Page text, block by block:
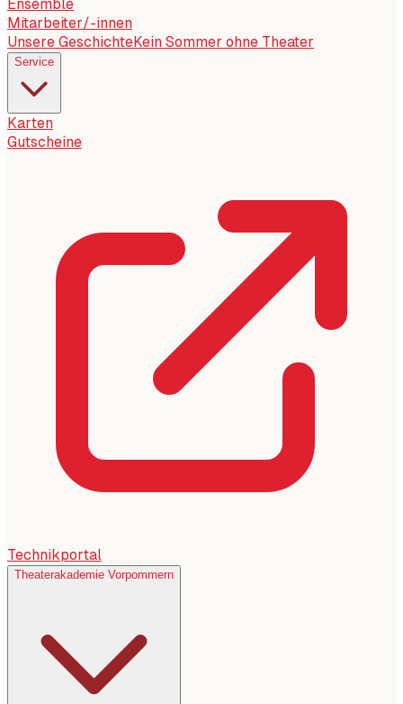
Ensemble
Mitarbeiter/-innen
Unsere GeschichteKein Sommer ohne Theater
Service
Karten
Gutscheine
Technikportal
Theaterakademie Vorpommern